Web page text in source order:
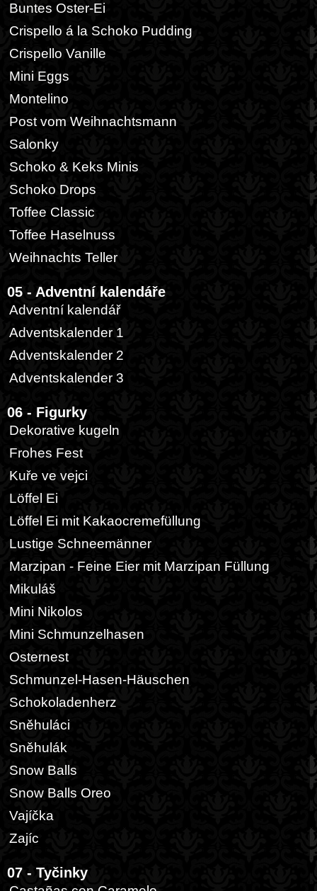
Buntes Oster-Ei
Crispello á la Schoko Pudding
Crispello Vanille
Mini Eggs
Montelino
Post vom Weihnachtsmann
Salonky
Schoko & Keks Minis
Schoko Drops
Toffee Classic
Toffee Haselnuss
Weihnachts Teller
05 - Adventní kalendáře
Adventní kalendář
Adventskalender 1
Adventskalender 2
Adventskalender 3
06 - Figurky
Dekorative kugeln
Frohes Fest
Kuře ve vejci
Löffel Ei
Löffel Ei mit Kakaocremefüllung
Lustige Schneemänner
Marzipan - Feine Eier mit Marzipan Füllung
Mikuláš
Mini Nikolos
Mini Schmunzelhasen
Osternest
Schmunzel-Hasen-Häuschen
Schokoladenherz
Sněhuláci
Sněhulák
Snow Balls
Snow Balls Oreo
Vajíčka
Zajíc
07 - Tyčinky